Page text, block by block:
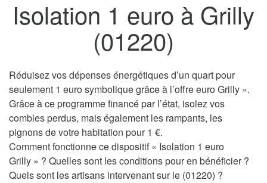
Isolation 1 euro à Grilly
(01220)
Réduisez vos dépenses énergétiques d’un quart pour
seulement 1 euro symbolique grâce à l’offre euro Grilly ».
Grâce à ce programme financé par l’état, isolez vos
combles perdus, mais également les rampants, les
pignons de votre habitation pour 1 €.
Comment fonctionne ce dispositif « Isolation 1 euro
Grilly » ? Quelles sont les conditions pour en bénéficier ?
Quels sont les artisans intervenant sur le (01220) ?